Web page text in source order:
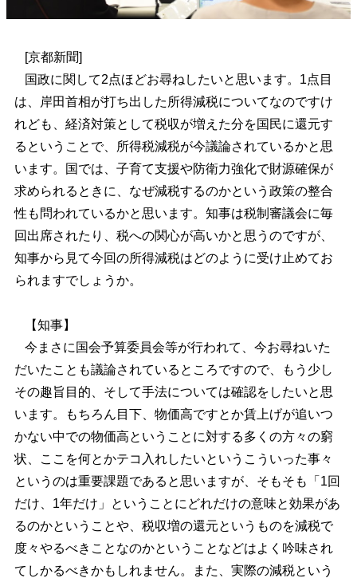
[京都新聞]
国政に関して2点ほどお尋ねしたいと思います。1点目
は、岸田首相が打ち出した所得減税についてなのですけ
れども、経済対策として税収が増えた分を国民に還元す
るということで、所得税減税が今議論されているかと思
います。国では、子育て支援や防衛力強化で財源確保が
求められるときに、なぜ減税するのかという政策の整合
性も問われているかと思います。知事は税制審議会に毎
回出席されたり、税への関心が高いかと思うのですが、
知事から見て今回の所得減税はどのように受け止めてお
られますでしょうか。
【知事】
今まさに国会予算委員会等が行われて、今お尋ねいた
だいたことも議論されているところですので、もう少し
その趣旨目的、そして手法については確認をしたいと思
います。もちろん目下、物価高ですとか賃上げが追いつ
かない中での物価高ということに対する多くの方々の窮
状、ここを何とかテコ入れしたいというこういった事々
というのは重要課題であると思いますが、そもそも「1回
だけ、1年だけ」ということにどれだけの意味と効果があ
るのかということや、税収増の還元というものを減税で
度々やるべきことなのかということなどはよく吟味され
てしかるべきかもしれません。また、実際の減税という